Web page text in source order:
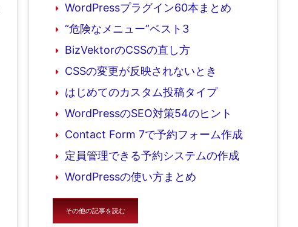
WordPressプラグイン60本まとめ
“危険なメニュー”ベスト3
BizVektorのCSSの直し方
CSSの変更が反映されないとき
はじめてのカスタム投稿タイプ
WordPressのSEO対策54のヒント
Contact Form 7で予約フォーム作成
定員管理できる予約システムの作成
WordPressの使い方まとめ
その他の記事を読む